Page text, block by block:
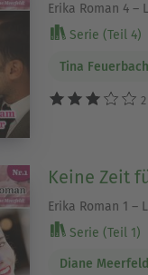
Erika Roman 4 –
Serie (Teil 4)
Tina Feuerbach
Keine Zeit
Erika Roman 1 –
Serie (Teil 1)
Diane